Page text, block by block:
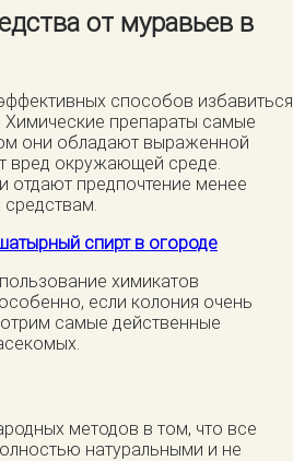
от муравьев в
способов избавиться
Химические препараты самые
они обладают выраженной
вред окружающей среде.
отдают предпочтение менее
спирт в огороде
химикатов
если колония очень
самые действенные
методов в том, что все
натуральными и не